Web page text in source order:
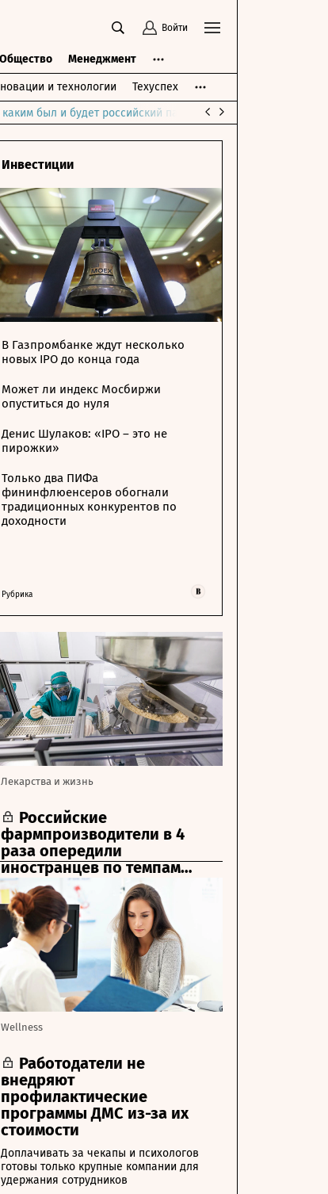
Войти
Общество Менеджмент
и технологии Техуспех
был и будет российский парламент
Инвестиции
В Газпромбанке ждут несколько
новых IPO до конца года
Может ли индекс Мосбиржи
опуститься до нуля
Денис Шулаков: «IPO – это не
пирожки»
Только два ПИФа
фининфлюенсеров обогнали
традиционных конкурентов по
доходности
Рубрика
Лекарства и жизнь
Российские
фармпроизводители в 4
раза опередили
иностранцев по темпам
роста
Wellness
Работодатели не
внедряют
профилактические
программы ДМС из-за их
стоимости
Доплачивать за чекапы и психологов
готовы только крупные компании для
удержания сотрудников